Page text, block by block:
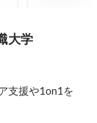
大学
支援や1on1を